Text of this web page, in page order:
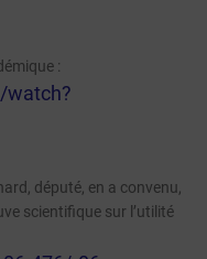
:
watch?
député, en a convenu,
scientifique sur l’utilité